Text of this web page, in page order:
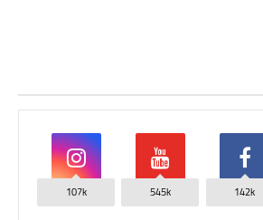
142k
545k
107k